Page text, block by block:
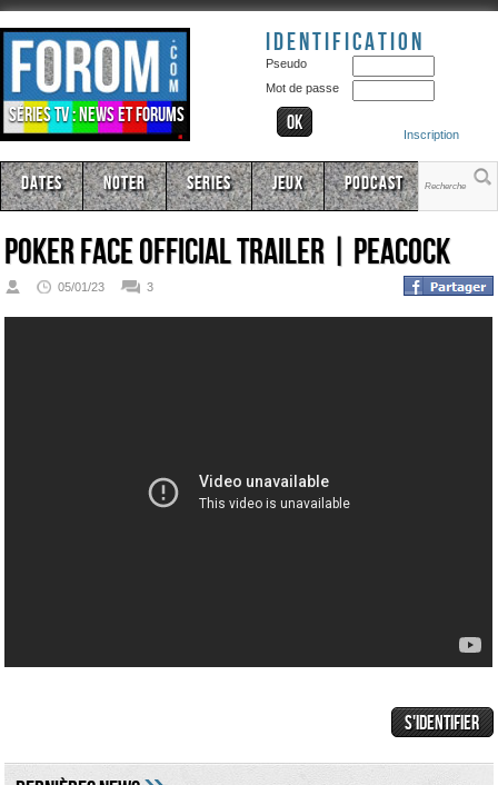
Séries TV : news et forums
Identification
Pseudo
Mot de passe
Inscription
Dates Noter Series Jeux Podcast
Poker Face Official Trailer | Peacock
05/01/23 3